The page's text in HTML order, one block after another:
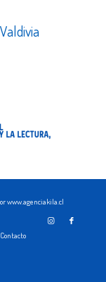
www.agenciakila.cl
Contacto